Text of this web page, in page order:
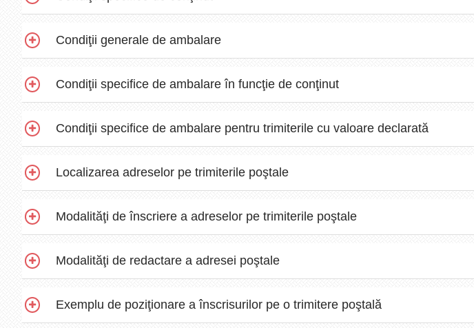
Condiţii generale de ambalare
Condiţii specifice de ambalare în funcţie de conţinut
Condiţii specifice de ambalare pentru trimiterile cu valoare declarată
Localizarea adreselor pe trimiterile poştale
Modalităţi de înscriere a adreselor pe trimiterile poştale
Modalităţi de redactare a adresei poştale
Exemplu de poziţionare a înscrisurilor pe o trimitere poştală